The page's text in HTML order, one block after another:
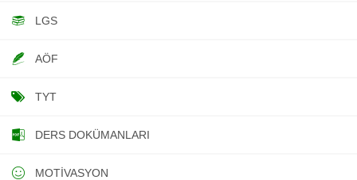
LGS
AÖF
TYT
DERS DOKÜMANLARI
MOTIVASYON